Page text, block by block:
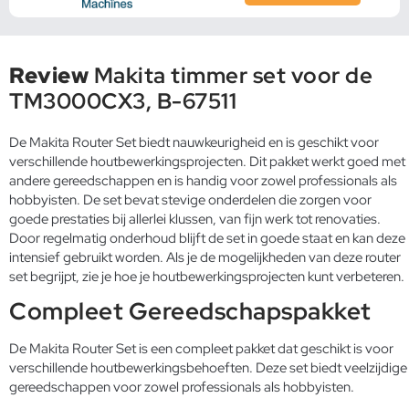
Review Makita timmer set voor de
TM3000CX3, B-67511
De Makita Router Set biedt nauwkeurigheid en is geschikt voor
verschillende houtbewerkingsprojecten. Dit pakket werkt goed met
andere gereedschappen en is handig voor zowel professionals als
hobbyisten. De set bevat stevige onderdelen die zorgen voor
goede prestaties bij allerlei klussen, van fijn werk tot renovaties.
Door regelmatig onderhoud blijft de set in goede staat en kan deze
intensief gebruikt worden. Als je de mogelijkheden van deze router
set begrijpt, zie je hoe je houtbewerkingsprojecten kunt verbeteren.
Compleet Gereedschapspakket
De Makita Router Set is een compleet pakket dat geschikt is voor
verschillende houtbewerkingsbehoeften. Deze set biedt veelzijdige
gereedschappen voor zowel professionals als hobbyisten.